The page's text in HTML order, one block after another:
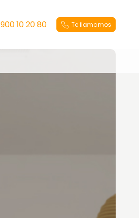
900 10 20 80 Te llamamos